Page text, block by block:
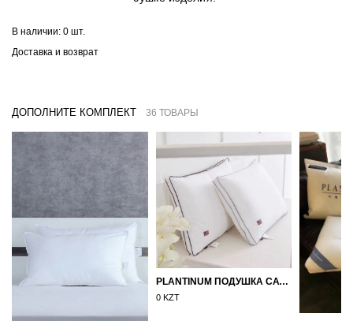
В наличии: 0 шт.
Доставка и возврат
ДОПОЛНИТЕ КОМПЛЕКТ 36 ТОВАРЫ
PLANTINUM ПОДУШКА САТИН, ШЕЛК 50Х70
0 KZT